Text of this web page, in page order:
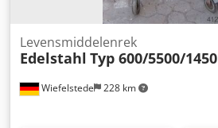
Wiefelstede 228 km
Levensmiddelenrek
Edelstahl Typ 600/5500/1450